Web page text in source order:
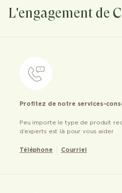
L'engagement de
Profitez de notre services-
Peu importe le type de produit
d’experts est là pour vous aider
Téléphone Courriel